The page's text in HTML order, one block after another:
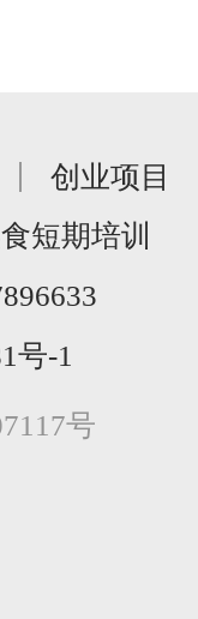
创业项目
短期培训
号-1
号